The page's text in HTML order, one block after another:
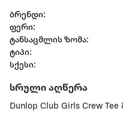
ბრენდი:
ფერი:
ტანსაცმლის ზომა:
ტიპი:
სქესი:
სრული აღწერა
Dunlop Club Girls Crew